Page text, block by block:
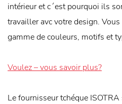
intérieur et c´est pourquoi ils
travailler avc votre design.
gamme de couleurs, motifs et
Voulez – vous savoir plus?
Le fournisseur tchéque ISOTRA